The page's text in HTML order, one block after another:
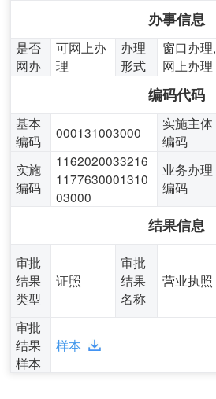
办事信息
是否
网办
可网上办
理
办理
形式
窗口办理,
网上办理
编码代码
基本
编码
000131003000
实施主体
编码
实施
编码
1162020033216
1177630001310
03000
业务办理
编码
结果信息
审批
结果
类型
证照
审批
结果
名称
营业执照
审批
结果
样本
样本